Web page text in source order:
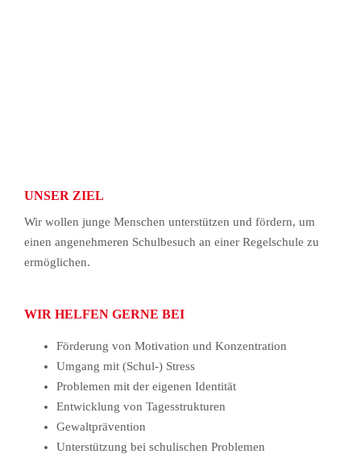
UNSER ZIEL
Wir wollen junge Menschen unterstützen und fördern, um
einen angenehmeren Schulbesuch an einer Regelschule zu
ermöglichen.
WIR HELFEN GERNE BEI
Förderung von Motivation und Konzentration
Umgang mit (Schul-) Stress
Problemen mit der eigenen Identität
Entwicklung von Tagesstrukturen
Gewaltprävention
Unterstützung bei schulischen Problemen